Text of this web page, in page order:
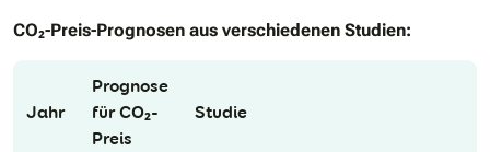
CO₂-Preis-Prognosen aus verschiedenen Studien:
Jahr
Prognose
für CO₂-
Preis
Studie